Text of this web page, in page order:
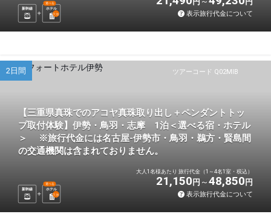
新幹線 ホテル
選べる
1 泊 表示旅行代金について
ツアーコード Q02MIB
2日間
【三重県真珠でのアコヤ真珠取り出し＋ペンダントトッ
プ取付体験】伊勢・鳥羽・志摩 1泊＜選べる宿・ホテル
＞ ※旅行代金には名古屋-伊勢市・鳥羽・鵜方・賢島間
の交通機関は含まれておりません。
新幹線 ホテル
選べる
1 泊
大人1名様あたり 旅行代金（1～4名1室・税込）
21,150 円 48,850 円
表示旅行代金について